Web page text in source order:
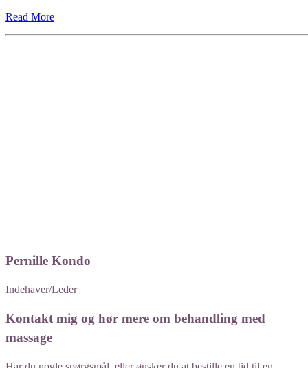
Read More
​Pernille Kondo
Indehaver/Leder
Kontakt mig og hør mere om behandling med
massage​